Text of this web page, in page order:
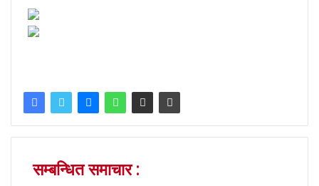
सम्बन्धित समाचार :